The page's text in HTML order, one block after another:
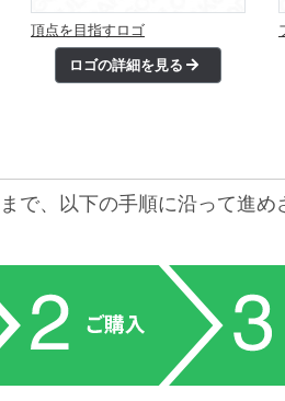
頂点を目指すロゴ
ロゴの詳細を見る
で、以下の手順に沿って進